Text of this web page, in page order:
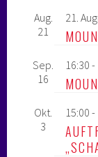
Aug.
21
21.
Sep.
16
16:30 -
Okt.
3
15:00 -